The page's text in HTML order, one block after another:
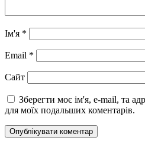
Ім'я *
Email *
Сайт
Зберегти моє ім'я, e-mail, та
для моїх подальших коментарів.